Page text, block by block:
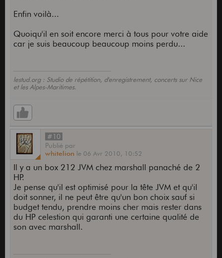
Enfin voilà...
Quoiqu'il en soit encore merci à tous pour votre aide
car je suis beaucoup beaucoup moins perdu...
lestud.org : Studio de répétition, d'enregistrement, concerts sur Nice
et les Alpes-Maritimes.
#10
Publié par
whitelion le 06 Avr 2010, 10:52
Il y a un box 212 JVM chez marshall panaché de 2
HP.
Je pense qu'il est optimisé pour la tête JVM et qu'il
doit sonner, il ne peut être qu'un bon choix sauf si
budget tendu, prendre moins cher mais rester dans
du HP celestion qui garanti une certaine qualité de
son avec marshall.